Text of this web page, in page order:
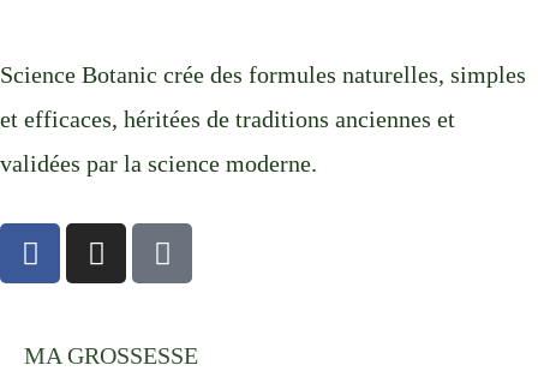
Science Botanic crée des formules naturelles, simples
et efficaces, héritées de traditions anciennes et
validées par la science moderne.
F
a
b
I
n
a
T
i
o
MA GROSSESSE